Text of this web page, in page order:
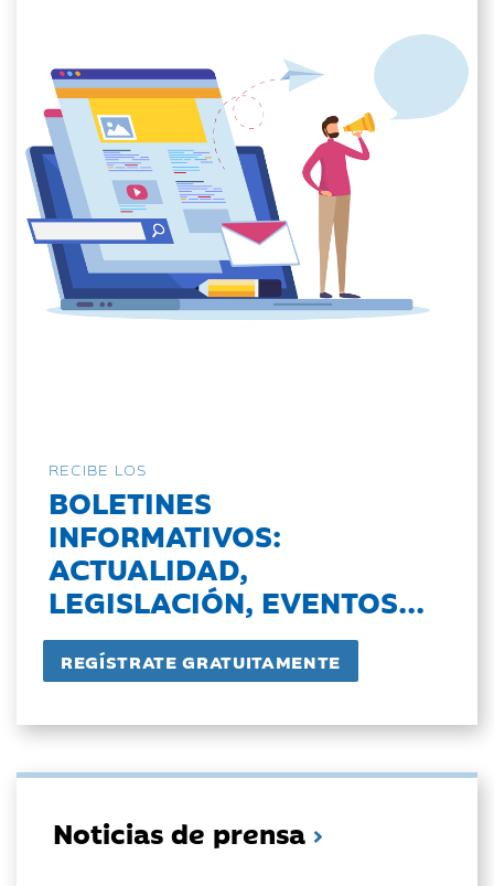
RECIBE LOS
BOLETINES
INFORMATIVOS:
ACTUALIDAD,
LEGISLACIÓN, EVENTOS...
Noticias de prensa